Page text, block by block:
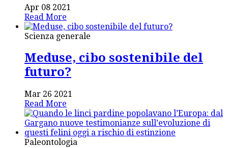
Apr 08 2021
Read More
Scienza generale
Meduse, cibo sostenibile del
futuro?
Mar 26 2021
Read More
Paleontologia